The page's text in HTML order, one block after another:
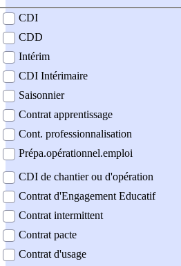
contrat
CDI
CDD
Intérim
CDI Intérimaire
Saisonnier
Contrat apprentissage
Cont. professionnalisation
Prépa.opérationnel.emploi
CDI de chantier ou d'opération
Contrat d'Engagement Educatif
Contrat intermittent
Contrat pacte
Contrat d'usage